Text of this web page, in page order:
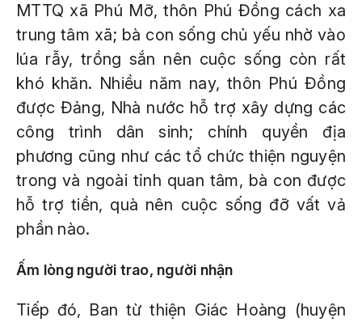
MTTQ xã Phú Mỡ, thôn Phú Đồng cách xa
trung tâm xã; bà con sống chủ yếu nhờ vào
lúa rẫy, trồng sắn nên cuộc sống còn rất
khó khăn. Nhiều năm nay, thôn Phú Đồng
được Đảng, Nhà nước hỗ trợ xây dựng các
công trình dân sinh; chính quyền địa
phương cũng như các tổ chức thiện nguyện
trong và ngoài tỉnh quan tâm, bà con được
hỗ trợ tiền, quà nên cuộc sống đỡ vất vả
phần nào.
Ấm lòng người trao, người nhận
Tiếp đó, Ban từ thiện Giác Hoàng (huyện